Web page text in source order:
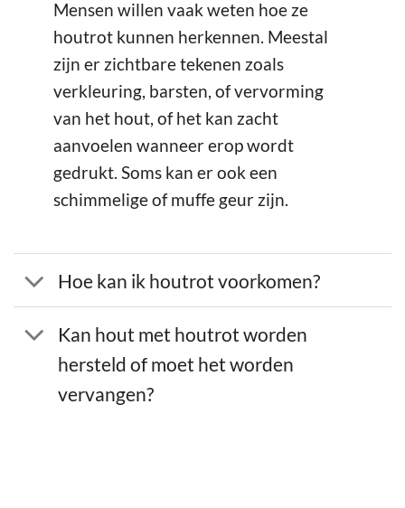
Mensen willen vaak weten hoe ze
houtrot kunnen herkennen. Meestal
zijn er zichtbare tekenen zoals
verkleuring, barsten, of vervorming
van het hout, of het kan zacht
aanvoelen wanneer erop wordt
gedrukt. Soms kan er ook een
schimmelige of muffe geur zijn.
Hoe kan ik houtrot voorkomen?
Kan hout met houtrot worden
hersteld of moet het worden
vervangen?